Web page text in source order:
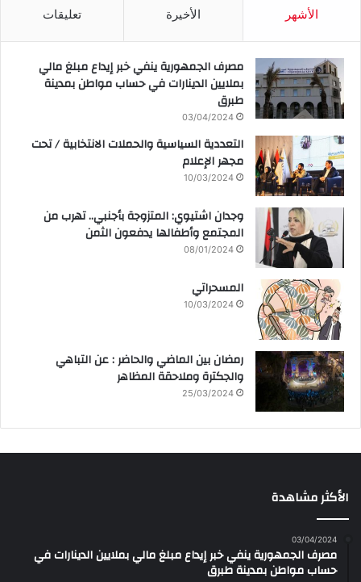
الأشهر الأخيرة تعليقات
مصرف الجمهورية ينفي خبر إيداع مبلغ مالي
بملايين الدينارات في حساب مواطن بمدينة
طبرق
03/04/2024
التعددية السياسية والحملات الانتخابية / تحت
مجهر الإعلام
10/03/2024
وجدان اشتيوي: المتزوجة بأجنبي.. تهرب من
المجتمع وأطفالها يدفعون الثمن
08/01/2024
المسحراتي
10/03/2024
رمضان بين الماضي والحاضر : عن التباهي
والجكترة وملاحقة المظاهر
25/03/2024
الأكثر مشاهدة
03/04/2024
مصرف الجمهورية ينفي خبر إيداع مبلغ مالي بملايين الدينارات في
حساب مواطن بمدينة طبرق